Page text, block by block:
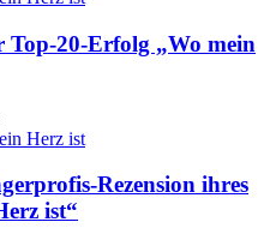
20-Erfolg „Wo mein
Rezension ihres
ist“